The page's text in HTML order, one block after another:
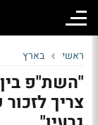
ראשי בארץ
"השת"פ
צריך